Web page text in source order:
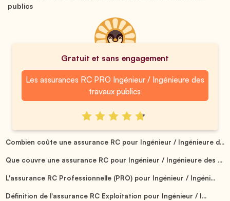
publics
Gratuit et sans engagement
Les assurances RC PRO Ingénieur / Ingénieure des
travaux publics
Combien coûte une assurance RC pour Ingénieur / Ingénieure d...
Que couvre une assurance RC pour Ingénieur / Ingénieure des ...
L'assurance RC Professionnelle (PRO) pour Ingénieur / Ingéni...
Définition de l'assurance RC Exploitation pour Ingénieur / I...